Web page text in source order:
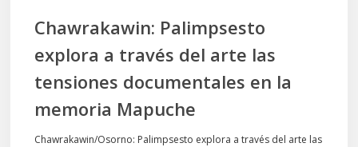
memoria
Mapuche
Chawrakawin: Palimpsesto
explora a través del arte las
tensiones documentales en la
memoria Mapuche
Chawrakawin/Osorno: Palimpsesto explora a través del arte las